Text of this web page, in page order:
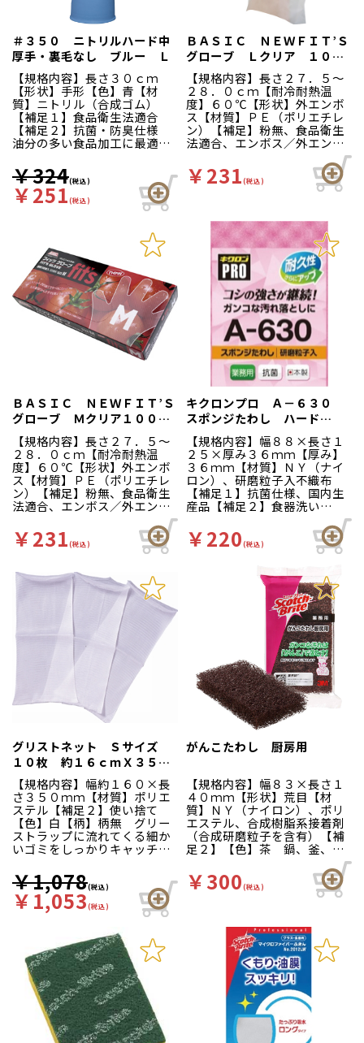
＃３５０ ニトリルハード中
厚手・裏毛なし ブルー Ｌ
【規格内容】長さ３０ｃｍ
【形状】手形【色】青【材
質】ニトリル（合成ゴム）
【補足１】食品衛生法適合
【補足２】抗菌・防臭仕様
油分の多い食品加工に最適で
た耐性があり、突き刺しにも
強い丈夫な手袋です。裏面は
「ドライタッチ加工」を施し
ているので、着脱がスムーズ
し、充分乾燥させる事で衛生
的にお使いいただけます。食
品衛生法適合品。
￥324(税込)
￥251(税込)
ＢＡＳＩＣ ＮＥＷＦＩＴ’Ｓ
グローブ Ｌクリア １００
枚箱入
【規格内容】長さ２７．５～
２８．０ｃｍ【耐冷耐熱温
度】６０℃【形状】外エンボ
ス【材質】ＰＥ（ポリエチレ
ン）【補足】粉無、食品衛生
法適合、エンボス／外エンボ
ス【補足２】使い捨て【色】
半透明【柄】地紋【キーワー
ド】ディスポ手袋、厨房、工
場、ベーシック、ニュー、Ｆ
フィット凹凸加工ですべりに
くい！左右兼用だから片手で
も使えて経済的。左右兼用の
ため片手でも使えて経済的で
す。全面に細やかな外エンボ
ス加工を施していますのでひ
っつきを防ぎます。本品は食
品衛生法に適しています。
（衛生省告示第３７０号）家
庭用から業務用まで幅広くお
使いいただけます。従来の商
品中央部のミシン目穴に加
え、右下部に手首部分から抜
き取る為のミシン目穴を追
加。より衛生的にお使い頂け
ます。箱裏面の右側と中央部
に壁掛けホック用のミシン目
穴を追加しました。縦・横ど
ちらの向きでも壁にかけてお
使いいただけます。箱サイ
ズ：幅３０ｃｍ×奥行１３ｃ
ｍ×高さ３．５ｃｍ
￥231(税込)
ＢＡＳＩＣ ＮＥＷＦＩＴ’Ｓ
グローブ Ｍクリア１００枚
箱入
【規格内容】長さ２７．５～
２８．０ｃｍ【耐冷耐熱温
度】６０℃【形状】外エンボ
ス【材質】ＰＥ（ポリエチレ
ン）【補足】粉無、食品衛生
法適合、エンボス／外エンボ
ス【補足２】使い捨て【色】
半透明【柄】地紋【キーワー
ド】ディスポ手袋、厨房、工
場、ベーシック、ニュー、Ｆ
ＩＴＳ、フィッツ ぴたっと
フィット凹凸加工ですべりに
くい！左右兼用だから片手で
も使えて経済的。左右兼用の
ため片手でも使えて経済的で
す。全面に細やかな外エンボ
ス加工を施していますのでひ
っつきを防ぎます。本品は食
品衛生法に適しています。
（衛生省告示第３７０号）家
庭用から業務用まで幅広くお
使いいただけます。従来の商
品中央部のミシン目穴に加
え、右下部に手首部分から抜
き取る為のミシン目穴を追
加。より衛生的にお使い頂け
ます。箱裏面の右側と中央部
に壁掛けホック用のミシン目
穴を追加しました。縦・横ど
ちらの向きでも壁にかけてお
使いいただけます。箱サイ
ズ：幅３０ｃｍ×奥行１３ｃ
ｍ×高さ３．５ｃｍ
￥231(税込)
キクロンプロ Ａ－６３０
スポンジたわし ハード
（Ｌ） ピンク
【規格内容】幅８８×長さ１
２５×厚み３６ｍｍ【厚み】
３６ｍｍ【材質】ＮＹ（ナイ
ロン）、研磨粒子入不織布
【補足１】抗菌仕様、国内生
産品【補足２】食器洗い
【色】青桃 多目的に使える
汎用型（ビッグサイズ）。ガ
ンコな汚れ落としに最適で
す！耐久性に優れたスポンジ
に、研磨力が優れた新開発の
特殊加工ナイロンたわしを貼
り合せました。
￥220(税込)
グリストネット Ｓサイズ
１０枚 約１６ｃｍＸ３５ｃ
ｍ ５０Ｌ程度対応
【規格内容】幅約１６０×長
さ３５０ｍｍ【材質】ポリエ
ステル【補足２】使い捨て
【色】白【柄】柄無 グリー
ストラップに流れてくる細か
いゴミをしっかりキャッチ！
や目詰まりが少なく水切れも
良好です。横に大きく伸びる
ので、いろいろなサイズのス
トレーナに簡単にセットで
にくいので、ごみで重くなっ
たネットも楽に取り出すこと
ができます。溜まったごみを
ネットごと取り出して捨てる
だけなので掃除の手間がかか
りません。
￥1,078(税込)
￥1,053(税込)
がんこたわし 厨房用
【規格内容】幅８３×長さ１
４０ｍｍ【形状】荒目【材
質】ＮＹ（ナイロン）、ポリ
エステル、合成樹脂系接着剤
（合成研磨粒子を含有）【補
足２】【色】茶 鍋、釜、厨
房機器等についたガンコな汚
れをスピーディーに落としま
す。耐久性に優れ、ちぎれカ
スも出にくいので、衛生的で
￥300(税込)